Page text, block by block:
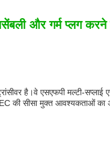
और गर्म प्लग करने
है।वे एसएफपी मल्टी-
सीसा मुक्त आवश्यकताओं का